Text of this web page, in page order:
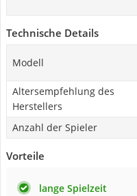
Technische Details
Modell
Altersempfehlung des
Herstellers
Anzahl der Spieler
Vorteile
lange Spielzeit